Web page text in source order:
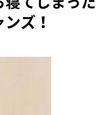
ズ！